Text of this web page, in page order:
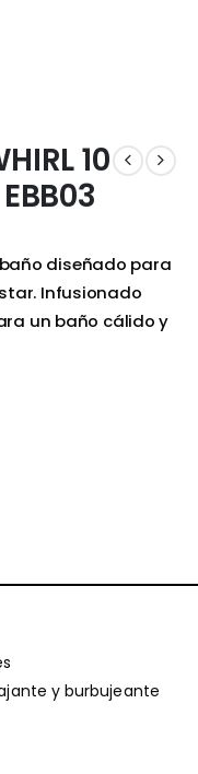
10
diseñado para
Infusionado
un baño cálido y
y burbujeante